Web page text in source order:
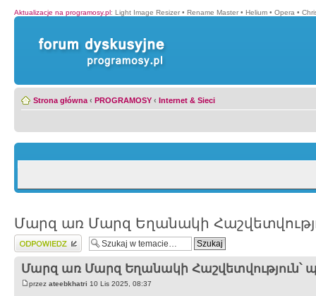
Aktualizacje na programosy.pl: Light Image Resizer • Rename Master • Helium • Opera •
Strona główna ‹ PROGRAMOSY ‹ Internet & Sieci
Մարզ առ Մարզ Եղանակի
Wyślij odpowiedź
Մարզ առ Մարզ Եղանակի Հաշվետվություն՝
przez ateebkhatri 10 Lis 2025, 08:37